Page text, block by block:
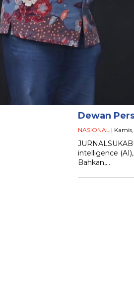
Dewan
NASIONAL |
intelligence
Bahkan,…